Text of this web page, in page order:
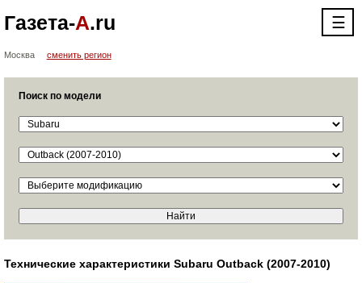
Газета-А.ru ☰
Москва сменить регион
Поиск по модели
Технические характеристики Subaru Outback (2007-2010)